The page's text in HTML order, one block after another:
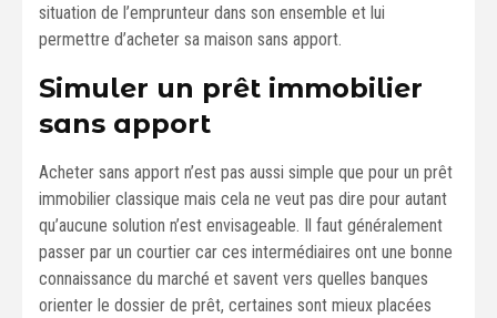
situation de l’emprunteur dans son ensemble et lui
permettre d’acheter sa maison sans apport.
Simuler un prêt immobilier
sans apport
Acheter sans apport n’est pas aussi simple que pour un prêt
immobilier classique mais cela ne veut pas dire pour autant
qu’aucune solution n’est envisageable. Il faut généralement
passer par un courtier car ces intermédiaires ont une bonne
connaissance du marché et savent vers quelles banques
orienter le dossier de prêt, certaines sont mieux placées